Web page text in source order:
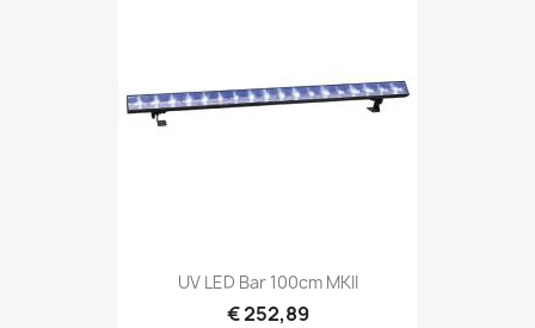
Snel bekijken
UV LED Bar 100cm MKII
€ 252,89